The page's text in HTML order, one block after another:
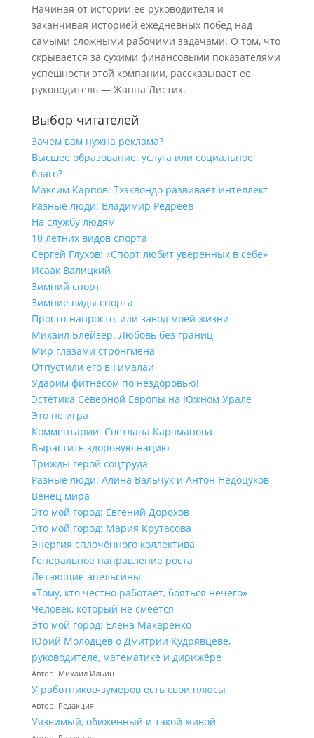
Начиная от истории ее руководителя и
заканчивая историей ежедневных побед над
самыми сложными рабочими задачами. О том, что
скрывается за сухими финансовыми показателями
успешности этой компании, рассказывает ее
руководитель — Жанна Листик.
Выбор читателей
Зачем вам нужна реклама?
Высшее образование: услуга или социальное
благо?
Максим Карпов: Тхэквондо развивает интеллект
Разные люди: Владимир Редреев
На службу людям
10 летних видов спорта
Сергей Глухов: «Спорт любит уверенных в себе»
Исаак Валицкий
Зимний спорт
Зимние виды спорта
Просто-напросто, или завод моей жизни
Михаил Блейзер: Любовь без границ
Мир глазами стронгмена
Отпустили его в Гималаи
Ударим фитнесом по нездоровью!
Эстетика Северной Европы на Южном Урале
Это не игра
Комментарии: Светлана Караманова
Вырастить здоровую нацию
Трижды герой соцтруда
Разные люди: Алина Вальчук и Антон Недоцуков
Венец мира
Это мой город: Евгений Дорохов
Это мой город: Мария Крутасова
Энергия сплочённого коллектива
Генеральное направление роста
Летающие апельсины
«Тому, кто честно работает, бояться нечего»
Человек, который не смеётся
Это мой город: Елена Макаренко
Юрий Молодцев о Дмитрии Кудрявцеве,
руководителе, математике и дирижёре
Автор: Михаил Ильин
У работников‑зумеров есть свои плюсы
Автор: Редакция
Уязвимый, обиженный и такой живой